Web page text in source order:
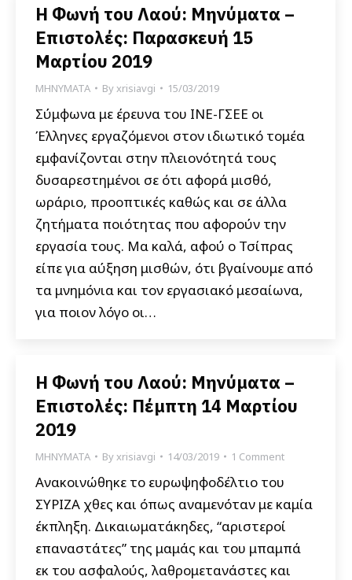
Η Φωνή του Λαού: Μηνύματα –
Επιστολές: Παρασκευή 15
Μαρτίου 2019
ΜΗΝΥΜΑΤΑ Byxrisiavgi 15/03/2019
Σύμφωνα με έρευνα του ΙΝΕ-ΓΣΕΕ οι
Έλληνες εργαζόμενοι στον ιδιωτικό τομέα
εμφανίζονται στην πλειονότητά τους
δυσαρεστημένοι σε ότι αφορά μισθό,
ωράριο, προοπτικές καθώς και σε άλλα
ζητήματα ποιότητας που αφορούν την
εργασία τους. Μα καλά, αφού ο Τσίπρας
είπε για αύξηση μισθών, ότι βγαίνουμε από
τα μνημόνια και τον εργασιακό μεσαίωνα,
για ποιον λόγο οι…
Η Φωνή του Λαού: Μηνύματα –
Επιστολές: Πέμπτη 14 Μαρτίου
2019
ΜΗΝΥΜΑΤΑ Byxrisiavgi 14/03/2019 1 Comment
Ανακοινώθηκε το ευρωψηφοδέλτιο του
ΣΥΡΙΖΑ χθες και όπως αναμενόταν με καμία
έκπληξη. Δικαιωματάκηδες, “αριστεροί
επαναστάτες” της μαμάς και του μπαμπά
εκ του ασφαλούς, λαθρομετανάστες και